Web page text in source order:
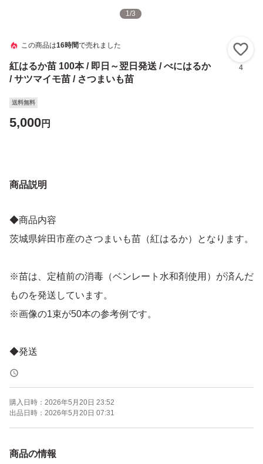
1/3
この商品は16時間で売れました
紅はるか苗 100本 / 即日～翌日発送 / べにはるか
/ サツマイモ苗 / さつまいも苗
4
送料無料
5,000円
商品説明
◆商品内容
茨城県鉾田市産のさつまいも苗（紅はるか）となります。
※苗は、定植前の消毒（ベンレート水和剤使用）が済んだ
ものを発送しています。
※画像の1束が50本の参考例です。
◆発送
朝6時までのご購入で即日発送、以降翌日発送予定です。
発送希望日がある場合は購入前に質問欄からご相談くださ
い。
購入日時： 2026年5月20日 23:52
出品日時： 2026年5月20日 07:31
商品の情報